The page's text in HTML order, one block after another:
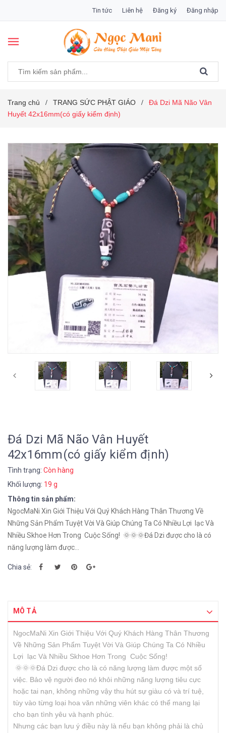
Tin tức Liên hệ Đăng ký Đăng nhập
Trang chủ / TRANG SỨC PHẬT GIÁO /
Đá Dzi Mã Não Vân
Huyết 42x16mm(có giấy kiểm định)
Đá Dzi Mã Não Vân Huyết
42x16mm(có giấy kiểm định)
Tình trạng: Còn hàng
Khối lượng: 19 g
Thông tin sản phẩm:
NgocMaNi Xin Giới Thiệu Với Quý Khách Hàng Thân Thương Về
Những Sản Phẩm Tuyệt Vời Và Giúp Chúng Ta Có Nhiều Lợi lạc Và
Nhiều Skhoe Hơn Trong Cuộc Sống! 🌞🌞🌞Đá Dzi được cho là có
năng lượng làm được...
Chia sẻ:
MÔ TẢ
NgocMaNi Xin Giới Thiệu Với Quý Khách Hàng Thân Thương
Về Những Sản Phẩm Tuyệt Vời Và Giúp Chúng Ta Có Nhiều
Lợi lạc Và Nhiều Skhoe Hơn Trong Cuộc Sống!
🌞🌞🌞Đá Dzi được cho là có năng lượng làm được một số
việc. Bảo vệ người đeo nó khỏi những năng lượng tiêu cực
hoặc tai nạn, không những vậy thu hút sự giàu có và trí tuệ,
tùy vào từng loại hoa văn những viên khác có thể mang lại
cho bạn tình yêu và hạnh phúc.
Nhưng các bạn lưu ý điều này là nếu bạn không phải là chủ